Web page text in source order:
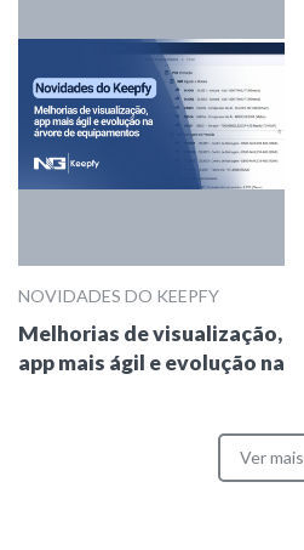
NOVIDADES DO KEEPFY
Melhorias de visualização,
app mais ágil e evolução na
Ver mais